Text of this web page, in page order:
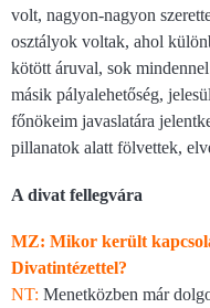
volt, nagyon-nagyon
osztályok voltak, ahol
kötött áruval, sok
másik pályalehetőség,
főnökeim javaslatára
pillanatok alatt fölvettek,
A divat fellegvára
MZ: Mikor került
Divatintézettel?
NT: Menetközben már